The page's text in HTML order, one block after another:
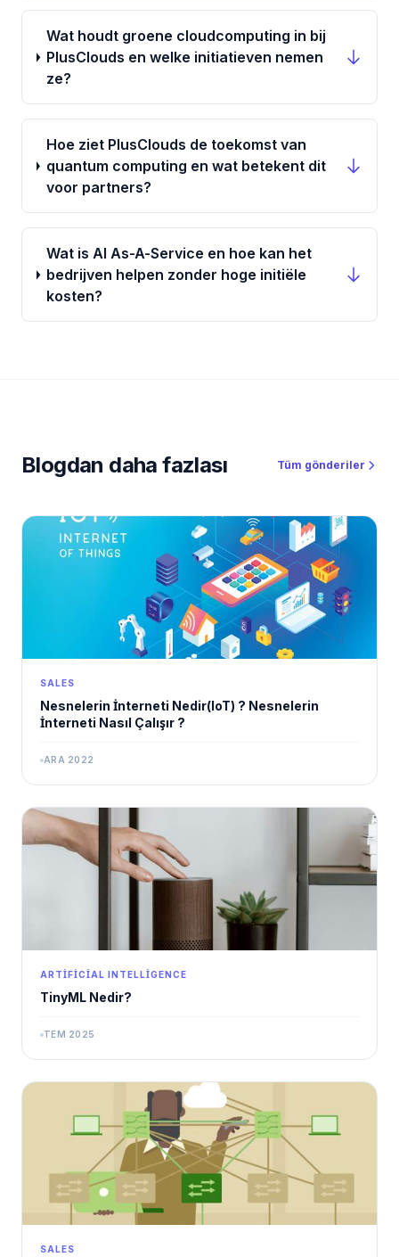
Wat houdt groene cloudcomputing in bij
PlusClouds en welke initiatieven nemen
ze?
Hoe ziet PlusClouds de toekomst van
quantum computing en wat betekent dit
voor partners?
Wat is AI As-A-Service en hoe kan het
bedrijven helpen zonder hoge initiële
kosten?
Blogdan daha fazlası Tüm gönderiler
SALES
Nesnelerin İnterneti Nedir(IoT) ? Nesnelerin
İnterneti Nasıl Çalışır ?
ARA 2022
ARTIFICIAL INTELLIGENCE
TinyML Nedir?
TEM 2025
SALES